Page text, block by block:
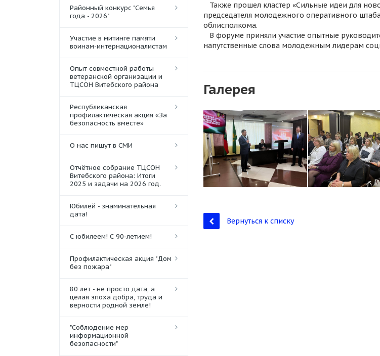
Районный конкурс "Семья
года - 2026"
Участие в митинге памяти
воинам-интернационалистам
Опыт совместной работы
ветеранской организации и
ТЦСОН Витебского района
Республиканская
профилактическая акция «За
безопасность вместе»
О нас пишут в СМИ
Отчётное собрание ТЦСОН
Витебского района: Итоги
2025 и задачи на 2026 год.
Юбилей - знаминательная
дата!
С юбилеем! С 90-летием!
Профилактическая акция "Дом
без пожара"
80 лет - не просто дата, а
целая эпоха добра, труда и
верности родной земле!
"Соблюдение мер
информационной
безопасности"
Также прошел кластер «Сильные идеи для
председателя молодежного оперативного
облисполкома.
В форуме приняли участие опытные
напутственные слова молодежным лидерам
Галерея
Вернуться к списку